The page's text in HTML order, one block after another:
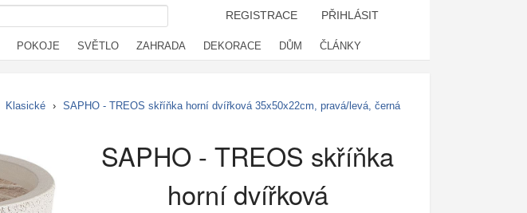
REGISTRACE PŘIHLÁSIT
POKOJE SVĚTLO ZAHRADA DEKORACE DŮM ČLÁNKY
Klasické › SAPHO - TREOS skříňka horní dvířková 35x50x22cm, pravá/levá, černá
SAPHO - TREOS skříňka
horní dvířková